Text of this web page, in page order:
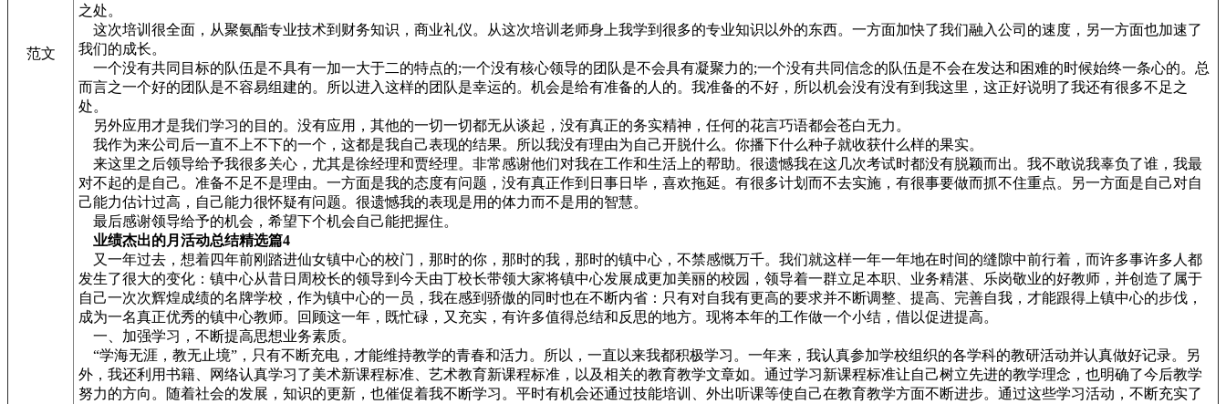
范文
之处。
这次培训很全面，从聚氨酯专业技术到财务知识，商业礼仪。从这次培训老师身上我学到很多的专业知识以外的东西。一方面加快了我们融入公司的速度，另一方面也加速了
我们的成长。
一个没有共同目标的队伍是不具有一加一大于二的特点的;一个没有核心领导的团队是不会具有凝聚力的;一个没有共同信念的队伍是不会在发达和困难的时候始终一条心的。总
而言之一个好的团队是不容易组建的。所以进入这样的团队是幸运的。机会是给有准备的人的。我准备的不好，所以机会没有没有到我这里，这正好说明了我还有很多不足之
处。
另外应用才是我们学习的目的。没有应用，其他的一切一切都无从谈起，没有真正的务实精神，任何的花言巧语都会苍白无力。
我作为来公司后一直不上不下的一个，这都是我自己表现的结果。所以我没有理由为自己开脱什么。你播下什么种子就收获什么样的果实。
来这里之后领导给予我很多关心，尤其是徐经理和贾经理。非常感谢他们对我在工作和生活上的帮助。很遗憾我在这几次考试时都没有脱颖而出。我不敢说我辜负了谁，我最
对不起的是自己。准备不足不是理由。一方面是我的态度有问题，没有真正作到日事日毕，喜欢拖延。有很多计划而不去实施，有很事要做而抓不住重点。另一方面是自己对自
己能力估计过高，自己能力很怀疑有问题。很遗憾我的表现是用的体力而不是用的智慧。
最后感谢领导给予的机会，希望下个机会自己能把握住。
业绩杰出的月活动总结精选篇4
又一年过去，想着四年前刚踏进仙女镇中心的校门，那时的你，那时的我，那时的镇中心，不禁感慨万千。我们就这样一年一年地在时间的缝隙中前行着，而许多事许多人都
发生了很大的变化：镇中心从昔日周校长的领导到今天由丁校长带领大家将镇中心发展成更加美丽的校园，领导着一群立足本职、业务精湛、乐岗敬业的好教师，并创造了属于
自己一次次辉煌成绩的名牌学校，作为镇中心的一员，我在感到骄傲的同时也在不断内省：只有对自我有更高的要求并不断调整、提高、完善自我，才能跟得上镇中心的步伐，
成为一名真正优秀的镇中心教师。回顾这一年，既忙碌，又充实，有许多值得总结和反思的地方。现将本年的工作做一个小结，借以促进提高。
一、加强学习，不断提高思想业务素质。
“学海无涯，教无止境”，只有不断充电，才能维持教学的青春和活力。所以，一直以来我都积极学习。一年来，我认真参加学校组织的各学科的教研活动并认真做好记录。另
外，我还利用书籍、网络认真学习了美术新课程标准、艺术教育新课程标准，以及相关的教育教学文章如。通过学习新课程标准让自己树立先进的教学理念，也明确了今后教学
努力的方向。随着社会的发展，知识的更新，也催促着我不断学习。平时有机会还通过技能培训、外出听课等使自己在教育教学方面不断进步。通过这些学习活动，不断充实了